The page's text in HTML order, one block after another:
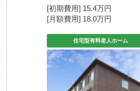
[初期費用] 15.4万円
[月額費用] 18.0万円
住宅型有料老人ホーム